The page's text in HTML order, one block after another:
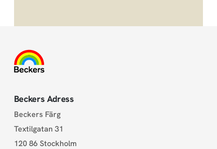
Beckers Adress
Beckers Färg
Textilgatan 31
120 86 Stockholm